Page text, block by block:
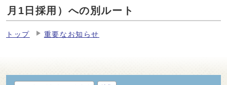
月1日採用）への別ルート
トップ 重要なお知らせ